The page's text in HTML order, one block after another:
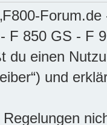
F 850 GS - F
du einen
und